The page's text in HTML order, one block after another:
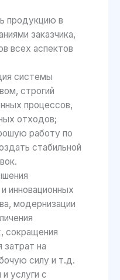
продукцию в
заказчика,
всех аспектов
системы
строгий
процессов,
отходов;
работу по
стабильной
инновационных
модернизации
сокращения
затрат на
силу и т.д.
услуги с